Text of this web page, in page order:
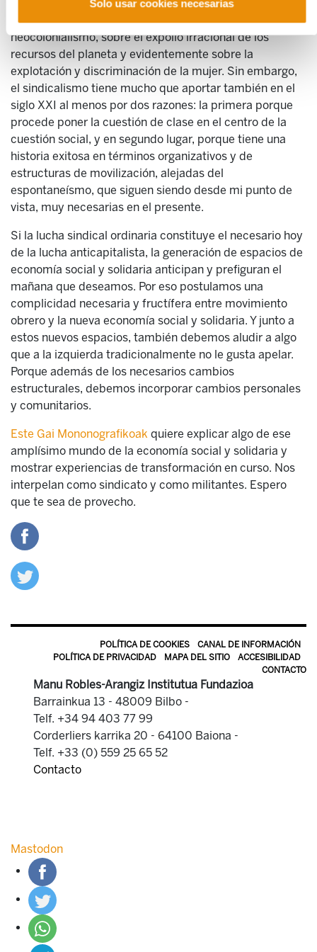
Solo usar cookies necesarias
que la economía de occidente se desarrolló sí, como
economía del bienestar, pero también sobre un
neocolonialismo, sobre el expolio irracional de los
recursos del planeta y evidentemente sobre la
explotación y discriminación de la mujer. Sin embargo,
el sindicalismo tiene mucho que aportar también en el
siglo XXI al menos por dos razones: la primera porque
procede poner la cuestión de clase en el centro de la
cuestión social, y en segundo lugar, porque tiene una
historia exitosa en términos organizativos y de
estructuras de movilización, alejadas del
espontaneísmo, que siguen siendo desde mi punto de
vista, muy necesarias en el presente.
Si la lucha sindical ordinaria constituye el necesario hoy
de la lucha anticapitalista, la generación de espacios de
economía social y solidaria anticipan y prefiguran el
mañana que deseamos. Por eso postulamos una
complicidad necesaria y fructífera entre movimiento
obrero y la nueva economía social y solidaria. Y junto a
estos nuevos espacios, también debemos aludir a algo
que a la izquierda tradicionalmente no le gusta apelar.
Porque además de los necesarios cambios
estructurales, debemos incorporar cambios personales
y comunitarios.
Este Gai Mononografikoak quiere explicar algo de ese
amplísimo mundo de la economía social y solidaria y
mostrar experiencias de transformación en curso. Nos
interpelan como sindicato y como militantes. Espero
que te sea de provecho.
POLÍTICA DE COOKIES
CANAL DE INFORMACIÓN
POLÍTICA DE PRIVACIDAD
MAPA DEL SITIO
ACCESIBILIDAD
CONTACTO
Manu Robles-Arangiz Institutua Fundazioa
Barrainkua 13 - 48009 Bilbo -
Telf. +34 94 403 77 99
Corderliers karrika 20 - 64100 Baiona -
Telf. +33 (0) 559 25 65 52
Contacto
Mastodon